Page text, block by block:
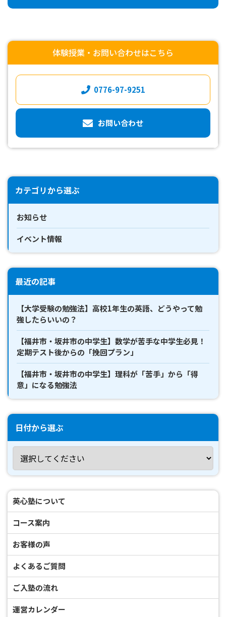
体験授業・お問い合わせはこちら
0776-97-9251
お問い合わせ
カテゴリから選ぶ
お知らせ
イベント情報
最近の記事
【大学受験の勉強法】高校1年生の英語、どうやって勉
強したらいいの？
【福井市・坂井市の中学生】数学が苦手な中学生必見！
定期テスト後からの「挽回プラン」
【福井市・坂井市の中学生】理科が「苦手」から「得
意」になる勉強法
日付から選ぶ
英心塾について
コース案内
お客様の声
よくあるご質問
ご入塾の流れ
運営カレンダー